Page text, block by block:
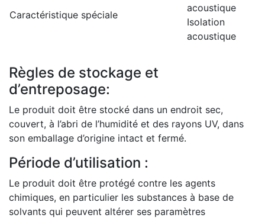
Caractéristique spéciale
acoustique
Isolation
acoustique
Règles de stockage et
d’entreposage:
Le produit doit être stocké dans un endroit sec,
couvert, à l’abri de l’humidité et des rayons UV, dans
son emballage d’origine intact et fermé.
Période d’utilisation :
Le produit doit être protégé contre les agents
chimiques, en particulier les substances à base de
solvants qui peuvent altérer ses paramètres